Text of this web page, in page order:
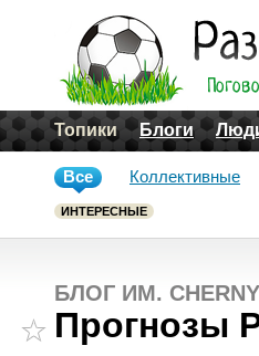
Топики Блоги
Все
ИНТЕРЕСНЫЕ
Коллективные
БЛОГ ИМ.
Прогнозы